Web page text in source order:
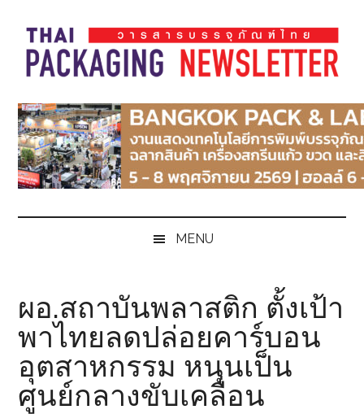
main
content
secondary
menu
primary
sidebar
footer
Thai
Pack
Magazine
Pack
Magazine
MENU
ผอ.สถาบันพลาสติก ตั้งเป้า
พาไทยลดปล่อยคาร์บอน
อุตสาหกรรม หนุนเป็น
ศูนย์กลางขับเคลื่อน